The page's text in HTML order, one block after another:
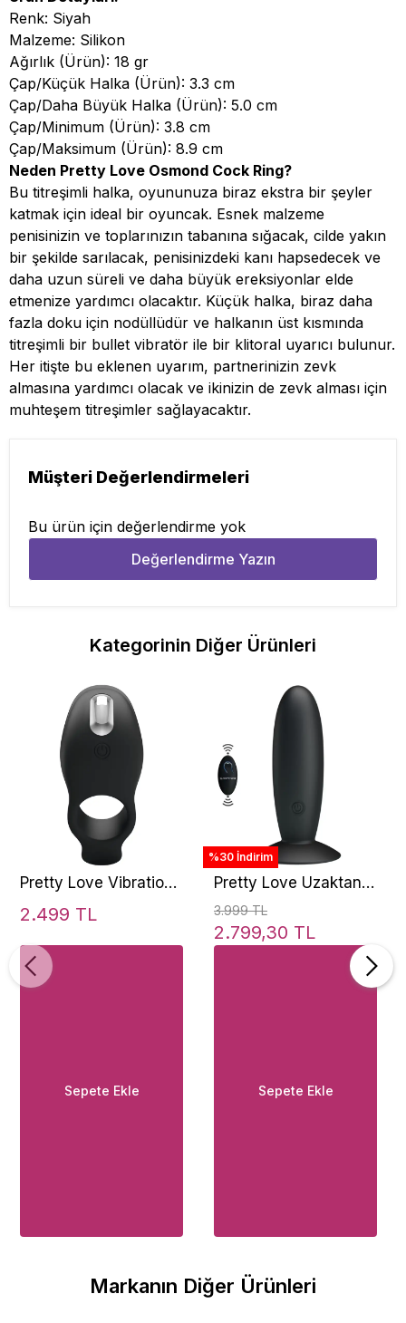
Renk: Siyah
Malzeme: Silikon
Ağırlık (Ürün): 18 gr
Çap/Küçük Halka (Ürün): 3.3 cm
Çap/Daha Büyük Halka (Ürün): 5.0 cm
Çap/Minimum (Ürün): 3.8 cm
Çap/Maksimum (Ürün): 8.9 cm
Neden Pretty Love Osmond Cock Ring?
Bu titreşimli halka, oyununuza biraz ekstra bir şeyler
katmak için ideal bir oyuncak. Esnek malzeme
penisinizin ve toplarınızın tabanına sığacak, cilde yakın
bir şekilde sarılacak, penisinizdeki kanı hapsedecek ve
daha uzun süreli ve daha büyük ereksiyonlar elde
etmenize yardımcı olacaktır. Küçük halka, biraz daha
fazla doku için nodüllüdür ve halkanın üst kısmında
titreşimli bir bullet vibratör ile bir klitoral uyarıcı bulunur.
Her itişte bu eklenen uyarım, partnerinizin zevk
almasına yardımcı olacak ve ikinizin de zevk alması için
muhteşem titreşimler sağlayacaktır.
Müşteri Değerlendirmeleri
Bu ürün için değerlendirme yok
Değerlendirme Yazın
Kategorinin Diğer Ürünleri
Pretty Love Vibration
Penis Sleeve Stretchy
Halkası
2.499 TL
Sepete Ekle
%30 İndirim
Pretty Love Uzaktan
Kumandalı Anal
Vibratör BI-040045W
3.999 TL
2.799,30 TL
Sepete Ekle
Markanın Diğer Ürünleri